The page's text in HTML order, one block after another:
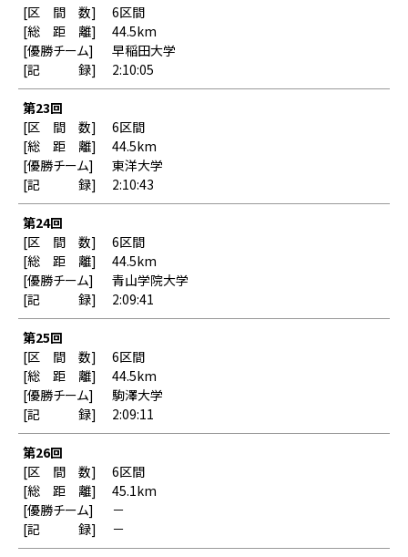
6区間
44.5km
早稲田大学
2:10:05
第23回
6区間
44.5km
東洋大学
2:10:43
第24回
6区間
44.5km
青山学院大学
2:09:41
第25回
6区間
44.5km
駒澤大学
2:09:11
第26回
6区間
45.1km
－
－